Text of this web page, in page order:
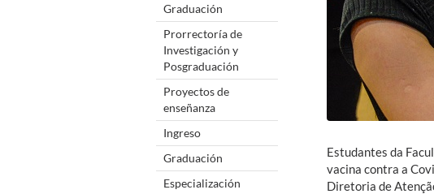
Graduación
Prorrectoría de
Investigación y
Posgraduación
Proyectos de
enseñanza
Ingreso
Graduación
Especialización
Estudantes da
vacina contra a
Diretoria de